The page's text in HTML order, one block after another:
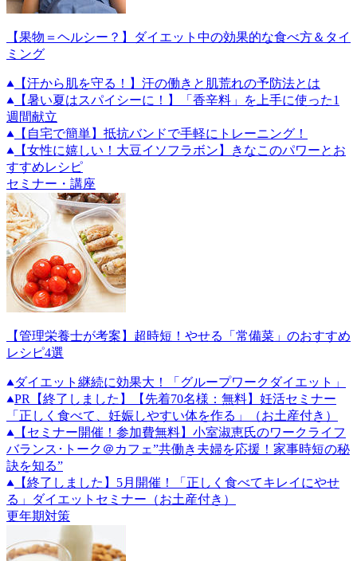
【果物＝ヘルシー？】ダイエット中の効果的な食べ方＆タイ
ミング
【汗から肌を守る！】汗の働きと肌荒れの予防法とは
【暑い夏はスパイシーに！】「香辛料」を上手に使った1
週間献立
【自宅で簡単】抵抗バンドで手軽にトレーニング！
【女性に嬉しい！大豆イソフラボン】きなこのパワーとお
すすめレシピ
セミナー・講座
【管理栄養士が考案】超時短！やせる「常備菜」のおすすめ
レシピ4選
ダイエット継続に効果大！「グループワークダイエット」
PR 【終了しました】【先着70名様：無料】妊活セミナー
「正しく食べて、妊娠しやすい体を作る」（お土産付き）
【セミナー開催！参加費無料】小室淑恵氏のワークライフ
バランス･トーク＠カフェ”共働き夫婦を応援！家事時短の秘
訣を知る”
【終了しました】5月開催！「正しく食べてキレイにやせ
る」ダイエットセミナー（お土産付き）
更年期対策